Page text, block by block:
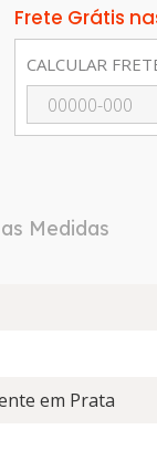
Frete Grátis
CALCULAR
Medidas
em Prata